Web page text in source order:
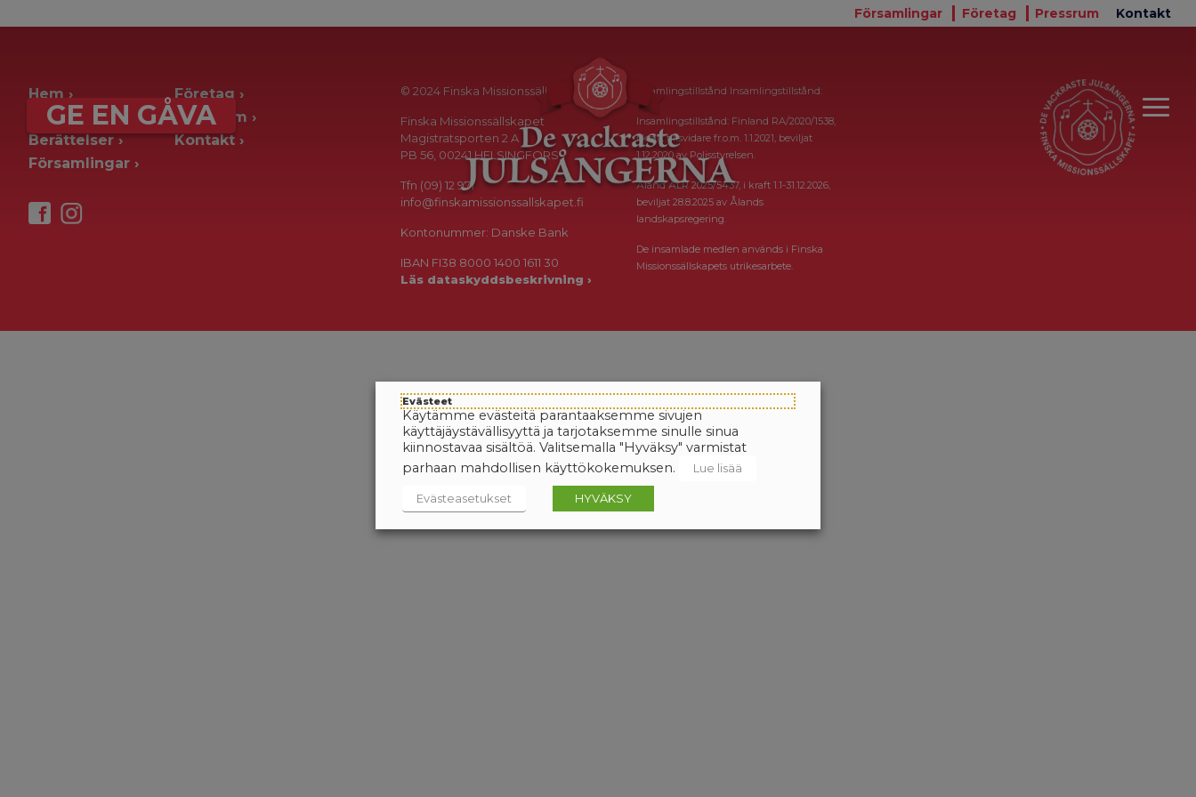
Församlingar Företag Pressrum Kontakt
GE EN GÅVA
Hem
Ge en gåva
Berättelser
Församlingar
Företag
Pressrum
Kontakt
© 2024 Finska Missionssällskapet
Finska Missionssällskapet
Magistratsporten 2 A
PB 56, 00241 HELSINGFORS
Tfn (09) 12 971
info@finskamissionssallskapet.fi
Kontonummer: Danske Bank
IBAN FI38 8000 1400 1611 30
Läs dataskyddsbeskrivning ›
Insamlingstillstånd Insamlingstillstånd:
Insamlingstillstånd: Finland RA/2020/1538,
i kraft tillsvidare fr.o.m. 1.1.2021, beviljat
1.12.2020 av Polisstyrelsen.
Åland ÅLR 2025/5437, i kraft 1.1-31.12.2026,
beviljat 28.8.2025 av Ålands
landskapsregering.
De insamlade medlen används i Finska
Missionssällskapets utrikesarbete.
Evästeet
Käytämme evästeitä parantaaksemme sivujen
käyttäjäystävällisyyttä ja tarjotaksemme sinulle sinua
kiinnostavaa sisältöä. Valitsemalla "Hyväksy" varmistat
parhaan mahdollisen käyttökokemuksen.
Lue lisää
Evästeasetukset HYVÄKSY